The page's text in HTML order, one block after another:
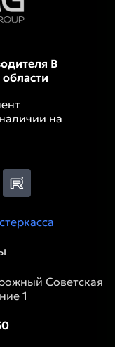
В
на
Советская
1